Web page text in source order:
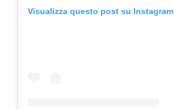
Visualizza questo post su Instagram